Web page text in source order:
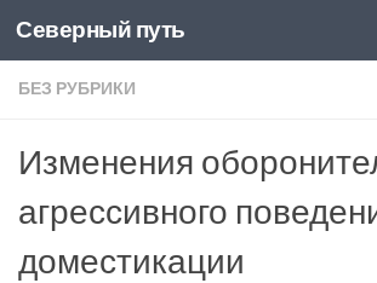
Skip to content
Северный путь
БЕЗ РУБРИКИ
Изменения
агрессивного
доместикации